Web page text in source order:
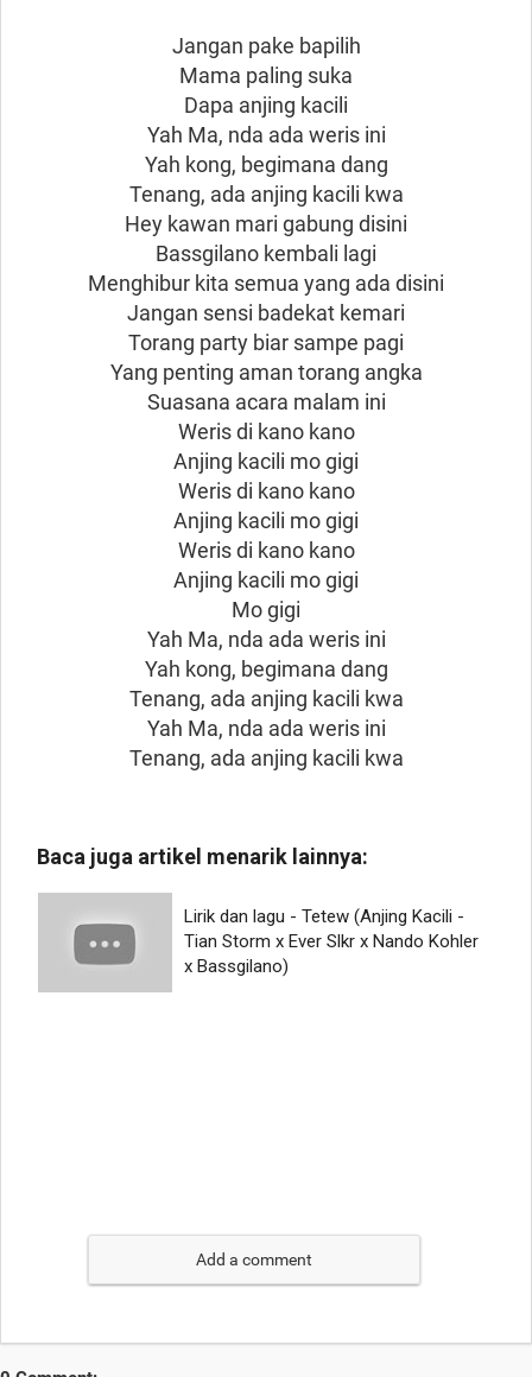
Jangan pake bapilih
Mama paling suka
Dapa anjing kacili
Yah Ma, nda ada weris ini
Yah kong, begimana dang
Tenang, ada anjing kacili kwa
Hey kawan mari gabung disini
Bassgilano kembali lagi
Menghibur kita semua yang ada disini
Jangan sensi badekat kemari
Torang party biar sampe pagi
Yang penting aman torang angka
Suasana acara malam ini
Weris di kano kano
Anjing kacili mo gigi
Weris di kano kano
Anjing kacili mo gigi
Weris di kano kano
Anjing kacili mo gigi
Mo gigi
Yah Ma, nda ada weris ini
Yah kong, begimana dang
Tenang, ada anjing kacili kwa
Yah Ma, nda ada weris ini
Tenang, ada anjing kacili kwa
Add a comment